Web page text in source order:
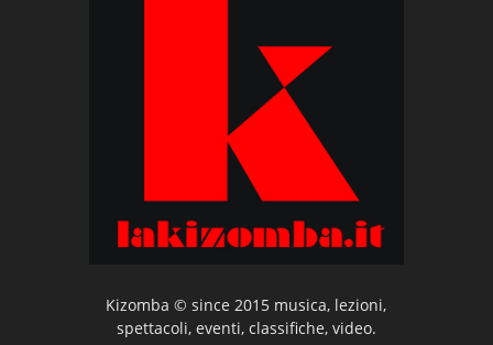
Kizomba © since 2015 musica, lezioni,
spettacoli, eventi, classifiche, video.